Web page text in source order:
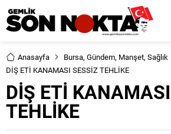
Anasayfa Bursa, Gündem, Manşet, Sağlık
DİŞ ETİ KANAMASI SESSİZ TEHLİKE
DİŞ ETİ
TEHLİKE